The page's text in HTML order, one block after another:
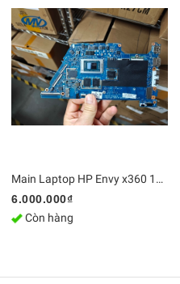
Main Laptop HP Envy x360 14-fa0013dx Ryzen 5 8640HS / Ram 16GB - LA-N472P | Bo mạch chủ Zin [Chính Hãng]
6.000.000₫
Còn hàng